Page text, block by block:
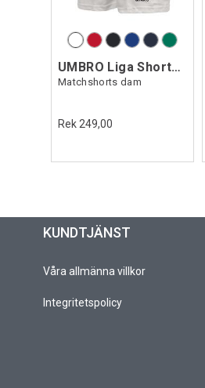
UMBRO Liga Shorts W
Matchshorts dam
Rek 249,00
KUNDTJÄNST
Våra allmänna villkor
Integritetspolicy